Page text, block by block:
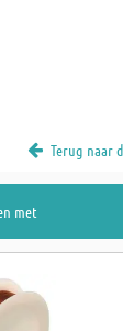
Terug naar
met